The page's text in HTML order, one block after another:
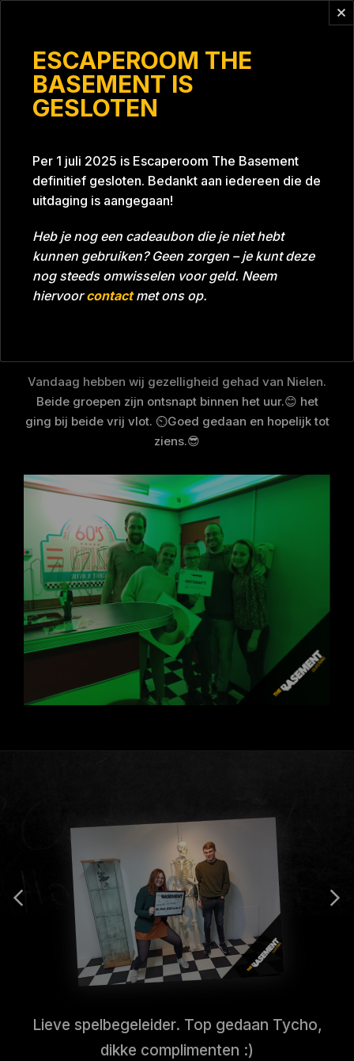
ESCAPEROOM THE
BASEMENT IS
GESLOTEN
Per 1 juli 2025 is Escaperoom The Basement
definitief gesloten. Bedankt aan iedereen die de
uitdaging is aangegaan!
Heb je nog een cadeaubon die je niet hebt
kunnen gebruiken? Geen zorgen – je kunt deze
nog steeds omwisselen voor geld. Neem
hiervoorcontactmet ons op.
Tijd 48:17 Datum 05-03-2022
Room Grill With A Thrill
Vandaag hebben wij gezelligheid gehad van Nielen.
Beide groepen zijn ontsnapt binnen het uur.😊 het
ging bij beide vrij vlot. ⏲️Goed gedaan en hopelijk tot
ziens.😎
Lieve spelbegeleider. Top gedaan Tycho,
dikke complimenten :)